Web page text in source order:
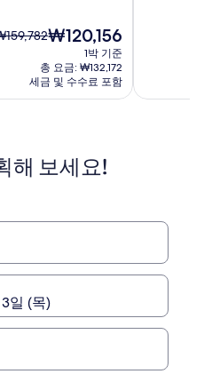
₩159,782
현
요
금
₩120,156
₩120,156
1박 기준
총 요금: ₩132,172
세금 및 수수료 포함
(1007)
해 보세요!
일 (목)